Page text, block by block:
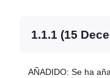
1.1.1 (15
AÑADIDO: Se ha